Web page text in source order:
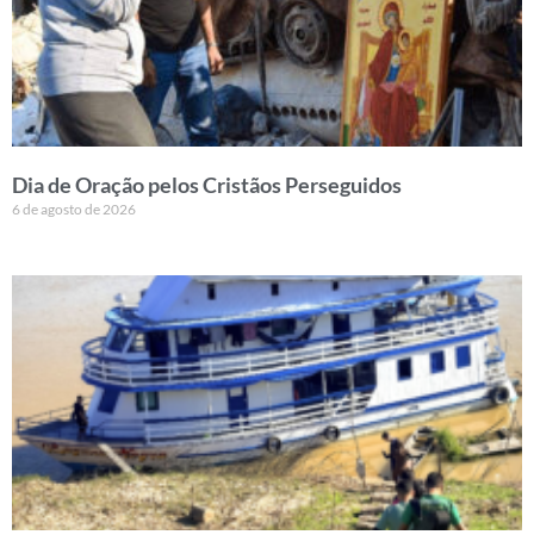
Dia de Oração pelos Cristãos Perseguidos
6 de agosto de 2026